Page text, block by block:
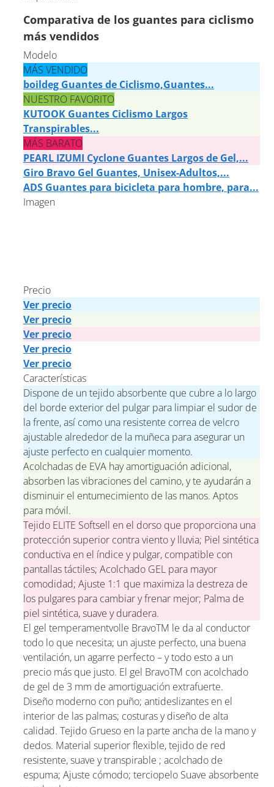
Comparativa de los guantes para ciclismo
más vendidos
Modelo
MÁS VENDIDO
boildeg Guantes de Ciclismo,Guantes...
NUESTRO FAVORITO
KUTOOK Guantes Ciclismo Largos
Transpirables...
MÁS BARATO
PEARL IZUMI Cyclone Guantes Largos de Gel,...
Giro Bravo Gel Guantes, Unisex-Adultos,...
ADS Guantes para bicicleta para hombre, para...
Imagen
Precio
Ver precio
Ver precio
Ver precio
Ver precio
Ver precio
Características
Dispone de un tejido absorbente que cubre a lo largo
del borde exterior del pulgar para limpiar el sudor de
la frente, así como una resistente correa de velcro
ajustable alrededor de la muñeca para asegurar un
ajuste perfecto en cualquier momento.
Acolchadas de EVA hay amortiguación adicional,
absorben las vibraciones del camino, y te ayudarán a
disminuir el entumecimiento de las manos. Aptos
para móvil.
Tejido ELITE Softsell en el dorso que proporciona una
protección superior contra viento y lluvia; Piel sintética
conductiva en el índice y pulgar, compatible con
pantallas táctiles; Acolchado GEL para mayor
comodidad; Ajuste 1:1 que maximiza la destreza de
los pulgares para cambiar y frenar mejor; Palma de
piel sintética, suave y duradera.
El gel temperamentvolle BravoTM le da al conductor
todo lo que necesita; un ajuste perfecto, una buena
ventilación, un agarre perfecto – y todo esto a un
precio más que justo. El gel BravoTM con acolchado
de gel de 3 mm de amortiguación extrafuerte.
Diseño moderno con puño; antideslizantes en el
interior de las palmas; costuras y diseño de alta
calidad. Tejido Grueso en la parte ancha de la mano y
dedos. Material superior flexible, tejido de red
resistente, suave y transpirable ; acolchado de
espuma; Ajuste cómodo; terciopelo Suave absorbente